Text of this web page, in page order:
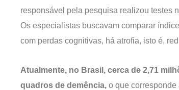
responsável pela pesquisa realizou testes
Os especialistas buscavam comparar
com perdas cognitivas, há atrofia, isto é,
Atualmente, no Brasil, cerca de 2,71
quadros de demência, o que